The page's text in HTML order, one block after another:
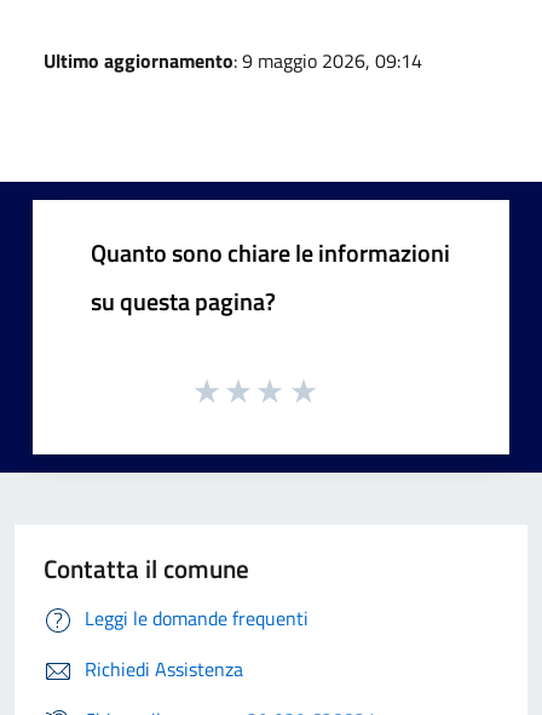
Ultimo aggiornamento: 9 maggio 2026, 09:14
Quanto sono chiare le informazioni
su questa pagina?
Contatta il comune
Leggi le domande frequenti
Richiedi Assistenza